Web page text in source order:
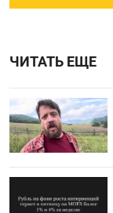
ЧИТАТЬ ЕЩЕ